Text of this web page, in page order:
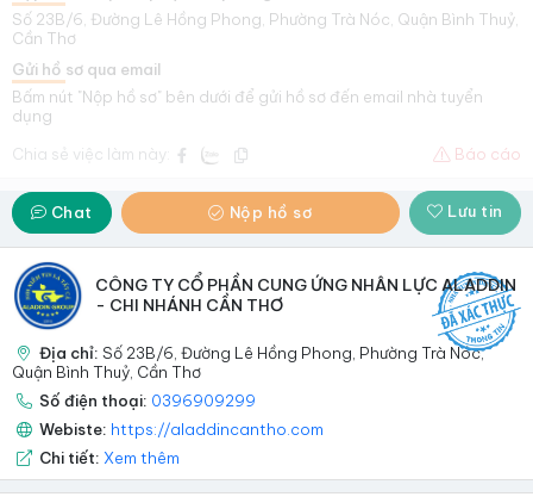
Số 23B/6, Đường Lê Hồng Phong, Phường Trà Nóc, Quận Bình Thuỷ,
Cần Thơ
Gửi hồ sơ qua email
Bấm nút "Nộp hồ sơ" bên dưới để gửi hồ sơ đến email nhà tuyển
dụng
Chia sẻ việc làm này:
Báo cáo
Chat Nộp hồ sơ Lưu tin
CÔNG TY CỔ PHẦN CUNG ỨNG NHÂN LỰC ALADDIN
- CHI NHÁNH CẦN THƠ
Địa chỉ: Số 23B/6, Đường Lê Hồng Phong, Phường Trà Nóc,
Quận Bình Thuỷ, Cần Thơ
Số điện thoại: 0396909299
Webiste: https://aladdincantho.com
Chi tiết: Xem thêm